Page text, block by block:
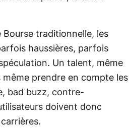
Bourse traditionnelle, les
haussières, parfois
Un talent, même
prendre en compte les
bad buzz, contre-
doivent donc